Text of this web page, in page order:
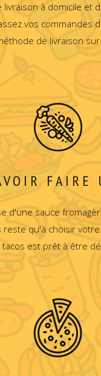
livraison à domicile et
vos commandes
de livraison
FAIRE
d'une sauce
reste qu'à choisir
tacos est prêt à être